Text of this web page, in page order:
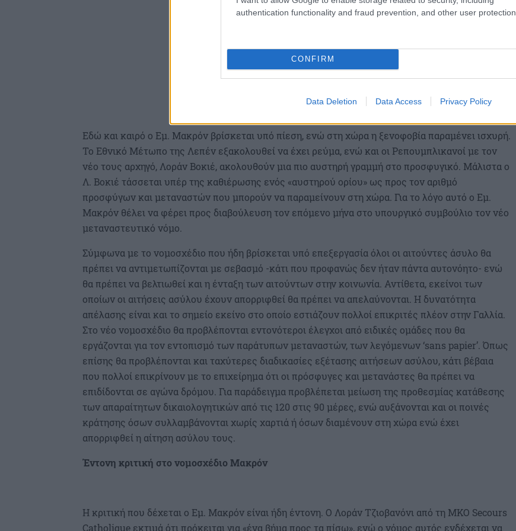
authentication functionality and fraud prevention, and other user protection.
CONFIRM
Data Deletion Data Access Privacy Policy
Εδώ και καιρό ο Εμ. Μακρόν βρίσκεται υπό πίεση, ενώ στη χώρα η ξενοφοβία παραμένει ισχυρή.
Το Εθνικό Μέτωπο της Λεπέν εξακολουθεί να έχει ρεύμα, ενώ και οι Ρεπουμπλικανοί με τον
νέο τους αρχηγό, Λοράν Βοκιέ, ακολουθούν μια πιο αυστηρή γραμμή στο προσφυγικό. Μάλιστα ο
Λ. Βοκιέ τάσσεται υπέρ της καθιέρωσης ενός «αυστηρού ορίου» ως προς τον αριθμό
προσφύγων και μεταναστών που μπορούν να παραμείνουν στη χώρα. Για το λόγο αυτό ο Εμ.
Μακρόν θέλει να φέρει προς διαβούλευση τον επόμενο μήνα στο υπουργικό συμβούλιο τον νέο
μεταναστευτικό νόμο.
Σύμφωνα με το νομοσχέδιο που ήδη βρίσκεται υπό επεξεργασία όλοι οι αιτούντες άσυλο θα
πρέπει να αντιμετωπίζονται με σεβασμό -κάτι που προφανώς δεν ήταν πάντα αυτονόητο- ενώ
θα πρέπει να βελτιωθεί και η ένταξη των αιτούντων στην κοινωνία. Αντίθετα, εκείνοι των
οποίων οι αιτήσεις ασύλου έχουν απορριφθεί θα πρέπει να απελαύνονται. Η δυνατότητα
απέλασης είναι και το σημείο εκείνο στο οποίο εστιάζουν πολλοί επικριτές πλέον στην Γαλλία.
Στο νέο νομοσχέδιο θα προβλέπονται εντονότεροι έλεγχοι από ειδικές ομάδες που θα
εργάζονται για τον εντοπισμό των παράτυπων μεταναστών, των λεγόμενων ‘sans papier’. Όπως
επίσης θα προβλέπονται και ταχύτερες διαδικασίες εξέτασης αιτήσεων ασύλου, κάτι βέβαια
που πολλοί επικρίνουν με το επιχείρημα ότι οι πρόσφυγες και μετανάστες θα πρέπει να
επιδίδονται σε αγώνα δρόμου. Για παράδειγμα προβλέπεται μείωση της προθεσμίας κατάθεσης
των απαραίτητων δικαιολογητικών από τις 120 στις 90 μέρες, ενώ αυξάνονται και οι ποινές
κράτησης όσων συλλαμβάνονται χωρίς χαρτιά ή όσων διαμένουν στη χώρα ενώ έχει
απορριφθεί η αίτηση ασύλου τους.
Έντονη κριτική στο νομοσχέδιο Μακρόν
Η κριτική που δέχεται ο Εμ. Μακρόν είναι ήδη έντονη. Ο Λοράν Τζιοβανόνι από τη MKO Secours
Catholique εκτιμά ότι πρόκειται για «ένα βήμα προς τα πίσω», ενώ ο νόμος αυτός ενδέχεται να